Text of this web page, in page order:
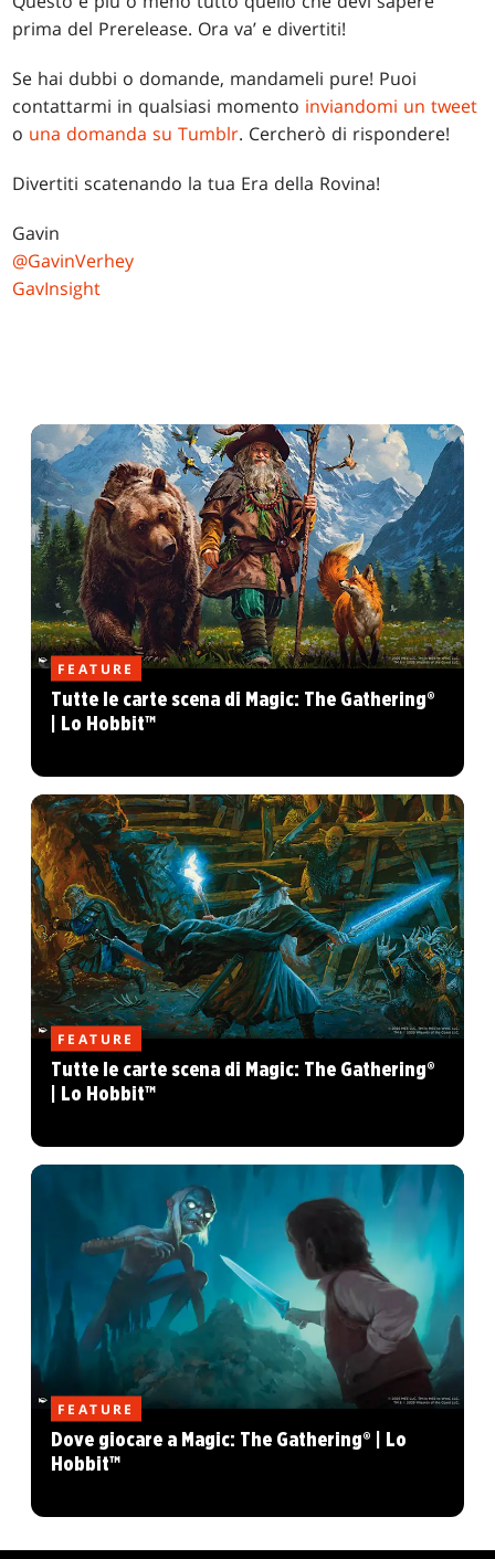
prima del Prerelease. Ora va’ e divertiti!
Se hai dubbi o domande, mandameli pure! Puoi
contattarmi in qualsiasi momento inviandomi un tweet
o una domanda su Tumblr. Cercherò di rispondere!
Divertiti scatenando la tua Era della Rovina!
Gavin
@GavinVerhey
GavInsight
FEATURE
Tutte le carte scena di Magic: The Gathering®
| Lo Hobbit™
FEATURE
Tutte le carte scena di Magic: The Gathering®
| Lo Hobbit™
FEATURE
Dove giocare a Magic: The Gathering® | Lo
Hobbit™